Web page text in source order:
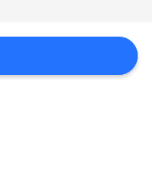
اقتباس
خريطة